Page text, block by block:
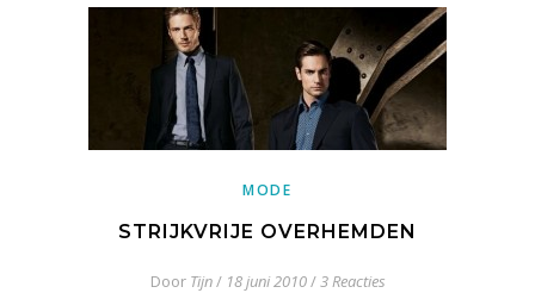
MODE
STRIJKVRIJE OVERHEMDEN
Door Tijn/ 18 juni 2010/3 Reacties